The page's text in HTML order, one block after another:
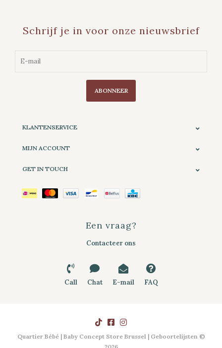
Schrijf je in voor onze nieuwsbrief
ABONNEER
KLANTENSERVICE
MIJN ACCOUNT
GET IN TOUCH
Een vraag?
Contacteer ons
Call Chat E-mail FAQ
Quartier Bébé | Baby Concept Store Brussel | Geboortelijsten ©